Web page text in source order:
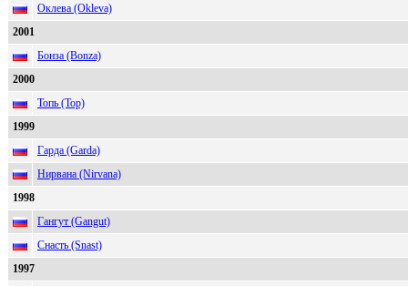
Оклева (Okleva)
2001
Бонза (Bonza)
2000
Топь (Top)
1999
Гарда (Garda)
Нирвана (Nirvana)
1998
Гангут (Gangut)
Снасть (Snast)
1997